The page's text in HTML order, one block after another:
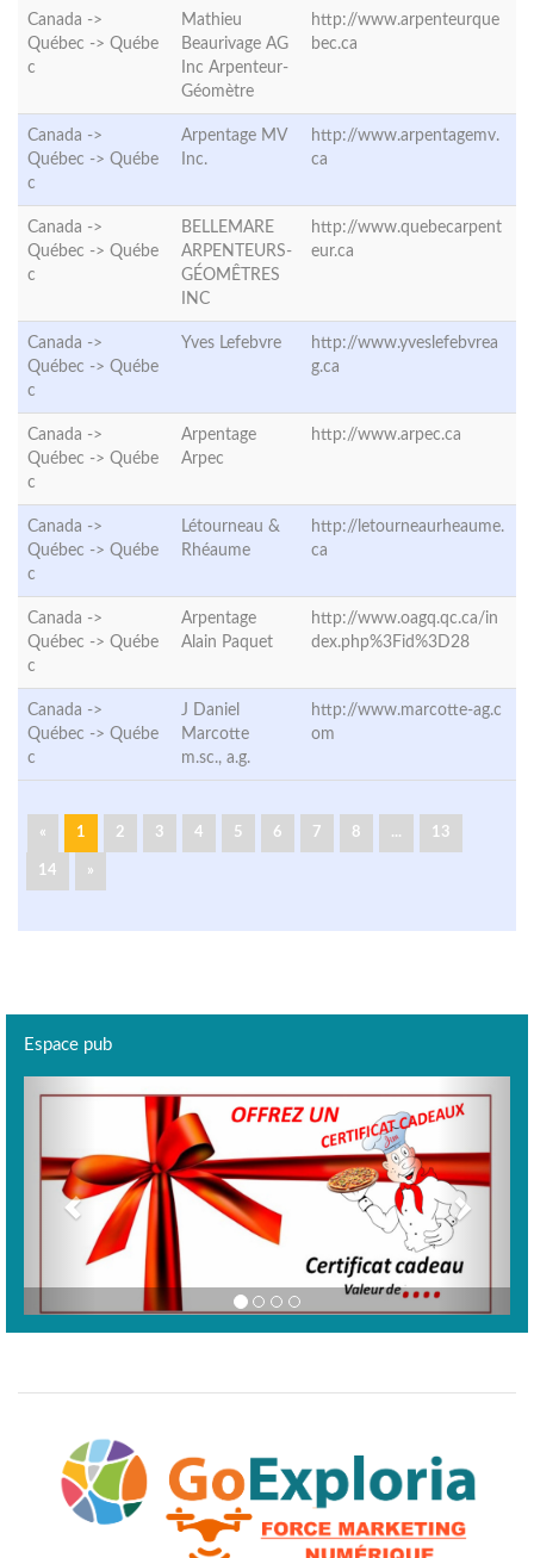
Canada ->
Québec -> Québe
c
Mathieu
Beaurivage AG
Inc Arpenteur-
Géomètre
http://www.arpenteurque
bec.ca
Canada ->
Québec -> Québe
c
Arpentage MV
Inc.
http://www.arpentagemv.
ca
Canada ->
Québec -> Québe
c
BELLEMARE
ARPENTEURS-
GÉOMÊTRES
INC
http://www.quebecarpent
eur.ca
Canada ->
Québec -> Québe
c
Yves Lefebvre
http://www.yveslefebvrea
g.ca
Canada ->
Québec -> Québe
c
Arpentage
Arpec
http://www.arpec.ca
Canada ->
Québec -> Québe
c
Létourneau &
Rhéaume
http://letourneaurheaume.
ca
Canada ->
Québec -> Québe
c
Arpentage
Alain Paquet
http://www.oagq.qc.ca/in
dex.php%3Fid%3D28
Canada ->
Québec -> Québe
c
J Daniel
Marcotte
m.sc., a.g.
http://www.marcotte-ag.c
om
« 1 2 3 4 5 6 7 8 ... 13
14 »
Espace pub